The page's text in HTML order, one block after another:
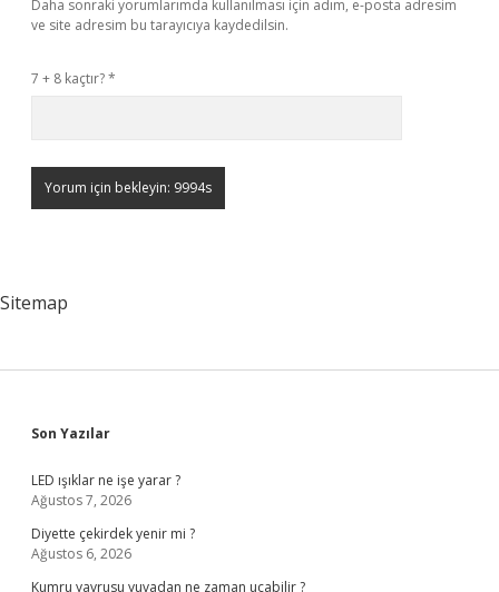
Daha sonraki yorumlarımda kullanılması için adım, e-posta adresim
ve site adresim bu tarayıcıya kaydedilsin.
7 + 8 kaçtır?*
Sitemap
Sidebar
Son Yazılar
LED ışıklar ne işe yarar ?
Ağustos 7, 2026
Diyette çekirdek yenir mi ?
Ağustos 6, 2026
Kumru yavrusu yuvadan ne zaman uçabilir ?